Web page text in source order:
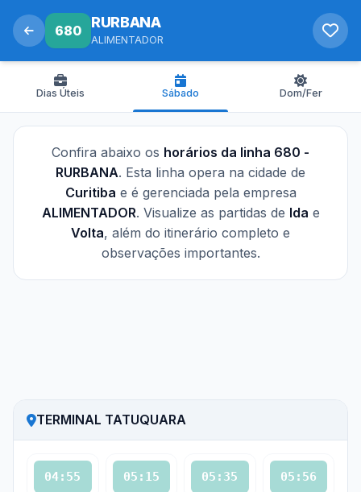
680 RURBANA
ALIMENTADOR
Dias Úteis Sábado Dom/Fer
Confira abaixo os horários da linha 680 -
RURBANA. Esta linha opera na cidade de
Curitiba e é gerenciada pela empresa
ALIMENTADOR. Visualize as partidas de Ida e
Volta, além do itinerário completo e
observações importantes.
TERMINAL TATUQUARA
04:55 05:15 05:35 05:56